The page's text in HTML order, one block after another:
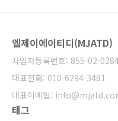
엠제이에이티디(MJATD)
사업자등록번호: 855-02-
대표전화: 010-6294-3481
대표이메일:
태그